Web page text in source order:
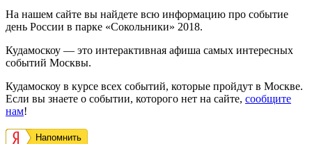
На нашем сайте вы найдете всю информацию про событие
день России в парке «Сокольники» 2018.
Кудамоскоу — это интерактивная афиша самых интересных
событий Москвы.
Кудамоскоу в курсе всех событий, которые пройдут в Москве.
Если вы знаете о событии, которого нет на сайте, сообщите
нам!
Напомнить